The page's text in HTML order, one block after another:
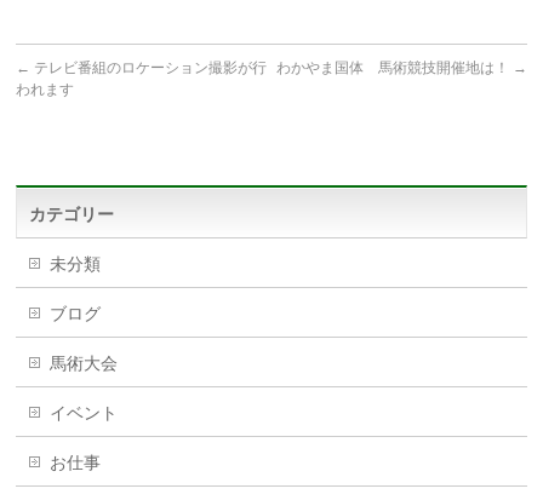
← テレビ番組のロケーション撮影が行
われます
わかやま国体 馬術競技開催地は！ →
カテゴリー
未分類
ブログ
馬術大会
イベント
お仕事